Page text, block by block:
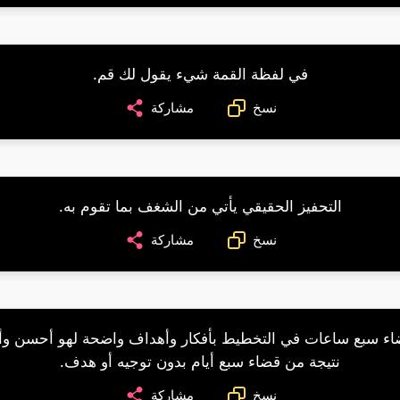
في لفظة القمة شيء يقول لك قم.
نسخ مشاركة
التحفيز الحقيقي يأتي من الشغف بما تقوم به.
نسخ مشاركة
سبع ساعات في التخطيط بأفكار وأهداف واضحة لهو أحسن
نتيجة من قضاء سبع أيام بدون توجيه أو هدف.
نسخ مشاركة